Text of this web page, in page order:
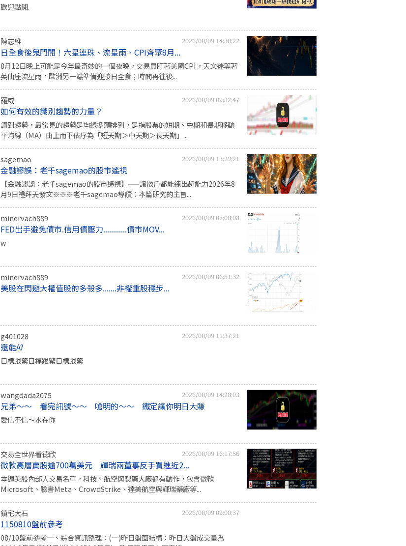
歡迎點閱.
陳志維 2026/08/09 14:30:22
日全食後鬼門開！六星連珠、流星雨、CPI齊聚8月...
8月12日晚上可能是今年最奇妙的一個夜晚，交易員盯著美國CPI，天文迷等著
英仙座流星雨，歐洲另一端準備迎接日全食；時間再往後...
羅威 2026/08/09 09:32:47
如何有效的識別趨勢的力量？
講到趨勢，最常見的趨勢是均線多頭排列，是指股票的短期、中期和長期移動
平均線（MA）由上而下依序為「短天期＞中天期＞長天期」...
sagemao 2026/08/09 13:29:21
金融謬誤：老千sagemao的股市遙視
【金融謬誤：老千sagemao的股市遙視】——讓散戶都能練出超能力2026年8
月9日禮拜天發文※※※老千sagemao導讀：本篇研究的主旨...
minervach889 2026/08/09 07:08:08
FED出手避免債市.信用債壓力............債市MOV...
w
minervach889 2026/08/09 06:51:32
美股在閃避大權值股的多殺多.......非權重股穩步...
g401028 2026/08/09 11:37:21
還能A?
目標跟緊目標跟緊目標跟緊
wangdada2075 2026/08/09 14:28:03
兄弟～～ 看完訊號～～ 嗆明的～～ 鐵定讓你明日大賺
愛信不信～水在你
交易全世界看德欣 2026/08/09 16:17:56
微軟高層賣股逾700萬美元 輝瑞兩董事反手買進近2...
本週美股內部人交易名單，科技、航空與製藥大廠都有動作，包含微軟
Microsoft、臉書Meta、CrowdStrike、達美航空與輝瑞藥廠等...
鎮宅大石 2026/08/09 09:00:37
1150810盤前參考
08/10盤前參考一、綜合資訊整理：(一)昨日盤面結構：昨日大盤成交量為